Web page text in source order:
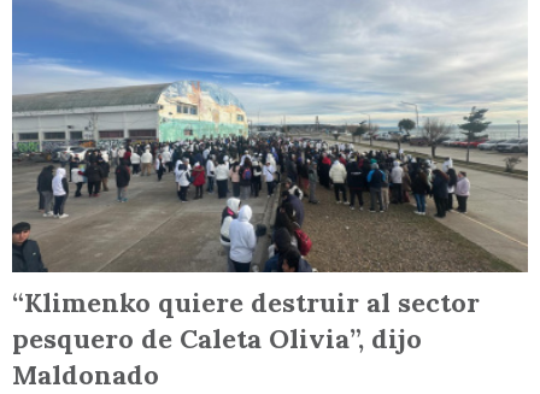
“Klimenko quiere destruir al sector
pesquero de Caleta Olivia”, dijo
Maldonado